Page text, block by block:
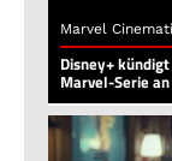
Marvel
Disney+
Marvel-Serie an